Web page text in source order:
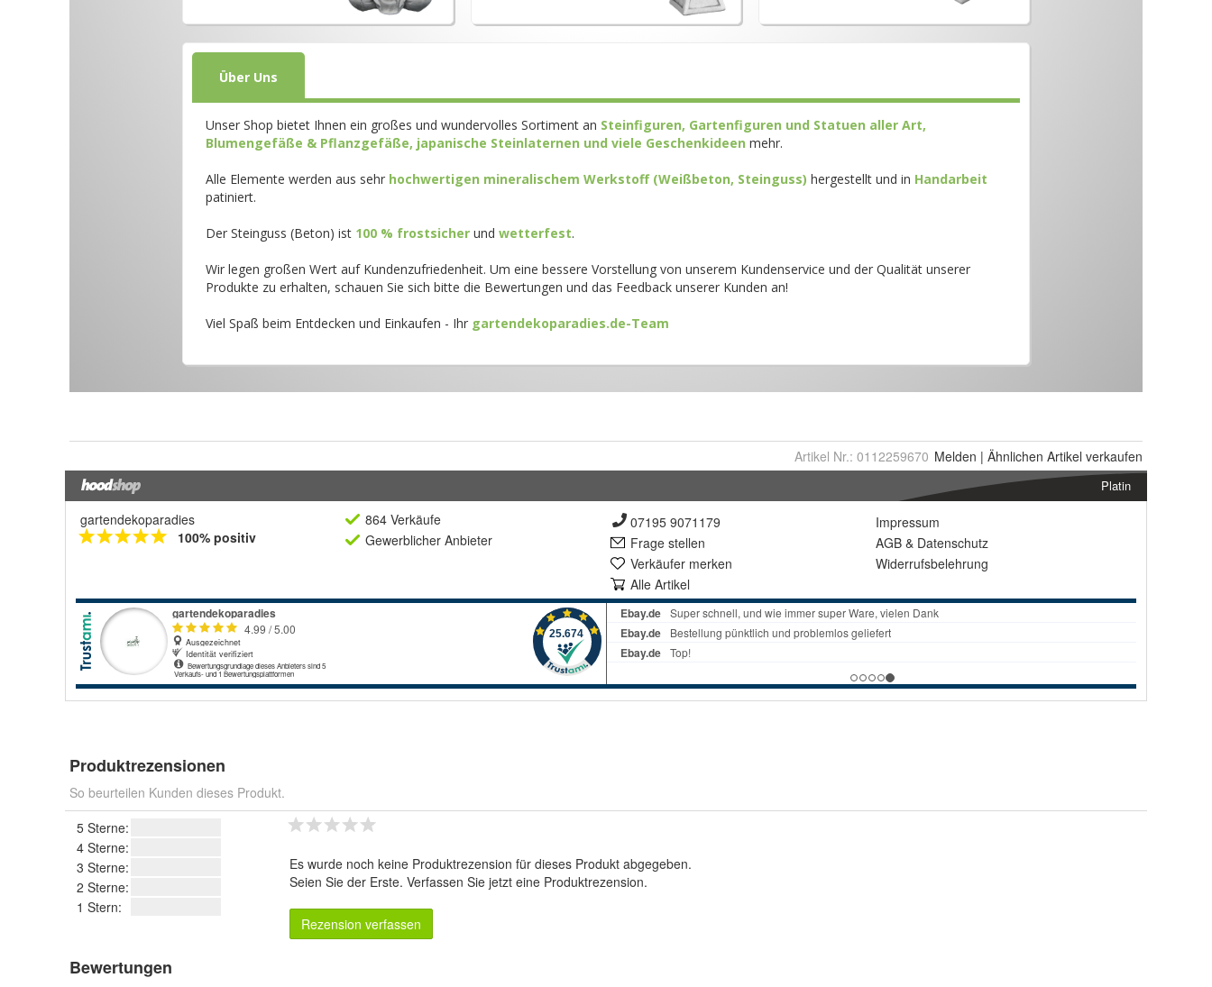
Artikel Nr.: 0112259670 Melden | Ähnlichen Artikel verkaufen
Platin
gartendekoparadies
100% positiv
864 Verkäufe
Gewerblicher Anbieter
07195 9071179
Frage stellen
Verkäufer merken
Alle Artikel
Impressum
AGB & Datenschutz
Widerrufsbelehrung
Produktrezensionen
So beurteilen Kunden dieses Produkt.
5 Sterne:
4 Sterne:
3 Sterne:
2 Sterne:
1 Stern:
Es wurde noch keine Produktrezension für dieses Produkt abgegeben.
Seien Sie der Erste. Verfassen Sie jetzt eine Produktrezension.
Rezension verfassen
Bewertungen